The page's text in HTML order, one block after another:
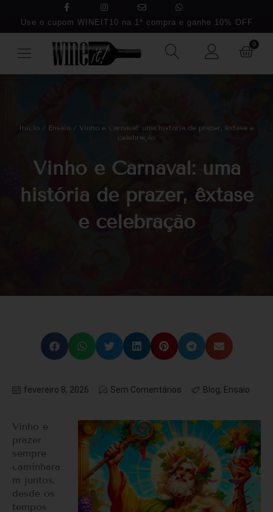
Use o cupom WINEIT10 na 1ª compra e ganhe 10% OFF
0
Início / Ensaio / Vinho e Carnaval: uma história de prazer, êxtase e
celebração
Vinho e Carnaval: uma
história de prazer, êxtase
e celebração
fevereiro 8, 2026 Sem Comentários Blog, Ensaio
Vinho e
prazer
sempre
caminhara
m juntos,
desde os
tempos